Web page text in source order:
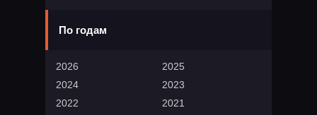
По годам
2026
2025
2024
2023
2022
2021